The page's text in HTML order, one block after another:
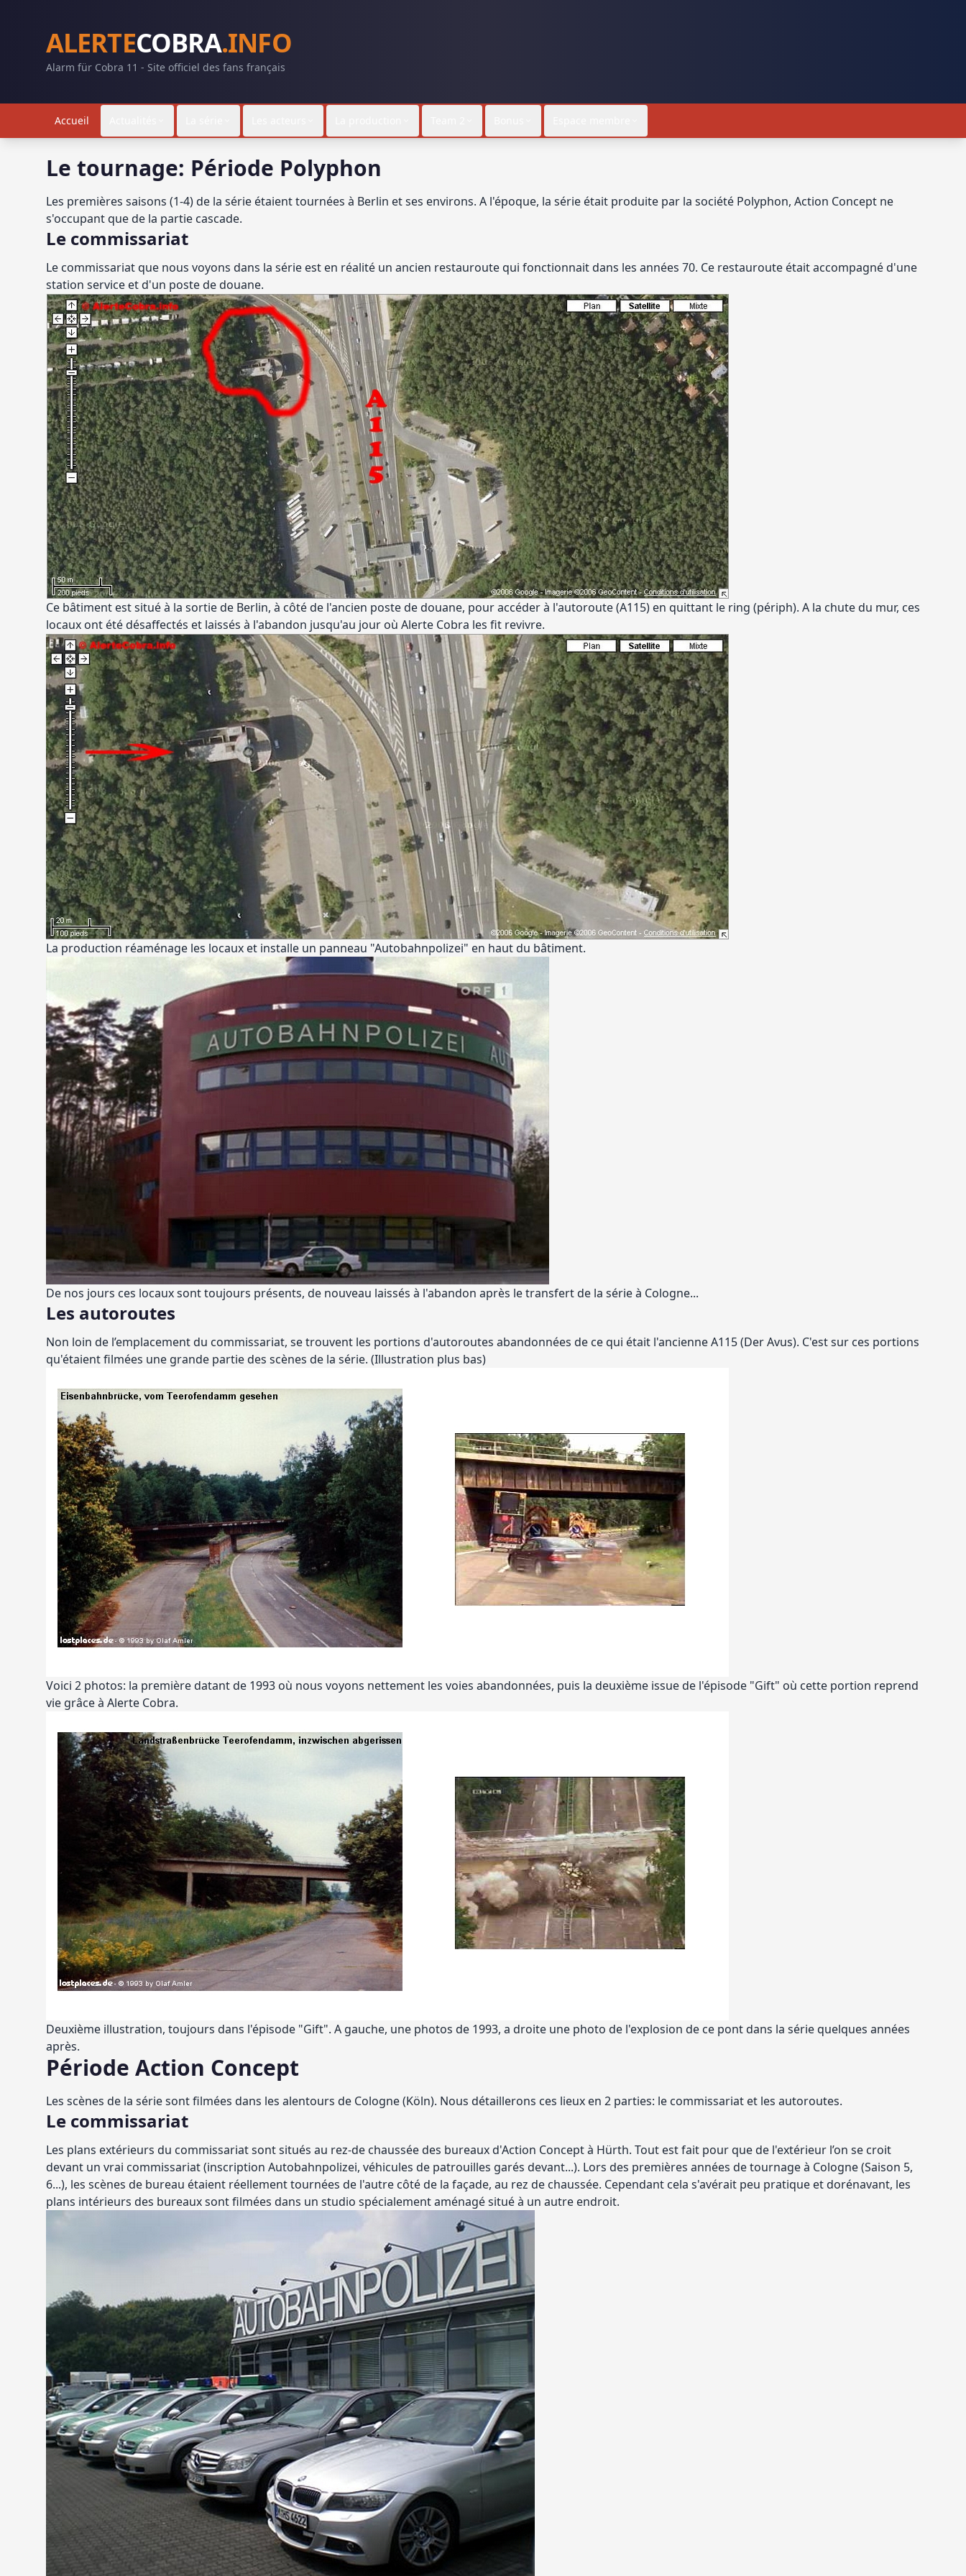
ALERTECOBRA.INFO
Alarm für Cobra 11 - Site officiel des fans français
Accueil
Le tournage: Période Polyphon
Les premières saisons (1-4) de la série étaient tournées à Berlin et ses environs. A l'époque, la série était produite par la société Polyphon, Action Concept ne
s'occupant que de la partie cascade.
Le commissariat
Le commissariat que nous voyons dans la série est en réalité un ancien restauroute qui fonctionnait dans les années 70. Ce restauroute était accompagné d'une
station service et d'un poste de douane.
Ce bâtiment est situé à la sortie de Berlin, à côté de l'ancien poste de douane, pour accéder à l'autoroute (A115) en quittant le ring (périph). A la chute du mur, ces
locaux ont été désaffectés et laissés à l'abandon jusqu'au jour où Alerte Cobra les fit revivre.
La production réaménage les locaux et installe un panneau "Autobahnpolizei" en haut du bâtiment.
De nos jours ces locaux sont toujours présents, de nouveau laissés à l'abandon après le transfert de la série à Cologne...
Les autoroutes
Non loin de l’emplacement du commissariat, se trouvent les portions d'autoroutes abandonnées de ce qui était l'ancienne A115 (Der Avus). C'est sur ces portions
qu'étaient filmées une grande partie des scènes de la série. (Illustration plus bas)
Voici 2 photos: la première datant de 1993 où nous voyons nettement les voies abandonnées, puis la deuxième issue de l'épisode "Gift" où cette portion reprend
vie grâce à Alerte Cobra.
Deuxième illustration, toujours dans l'épisode "Gift". A gauche, une photos de 1993, a droite une photo de l'explosion de ce pont dans la série quelques années
après.
Période Action Concept
Les scènes de la série sont filmées dans les alentours de Cologne (Köln). Nous détaillerons ces lieux en 2 parties: le commissariat et les autoroutes.
Le commissariat
Les plans extérieurs du commissariat sont situés au rez-de chaussée des bureaux d'Action Concept à Hürth. Tout est fait pour que de l'extérieur l’on se croit
devant un vrai commissariat (inscription Autobahnpolizei, véhicules de patrouilles garés devant...). Lors des premières années de tournage à Cologne (Saison 5,
6...), les scènes de bureau étaient réellement tournées de l'autre côté de la façade, au rez de chaussée. Cependant cela s'avérait peu pratique et dorénavant, les
plans intérieurs des bureaux sont filmées dans un studio spécialement aménagé situé à un autre endroit.